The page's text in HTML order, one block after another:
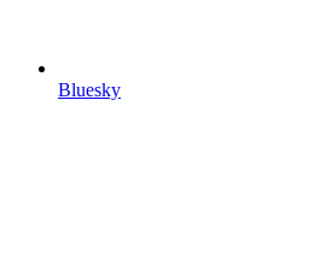
Bluesky